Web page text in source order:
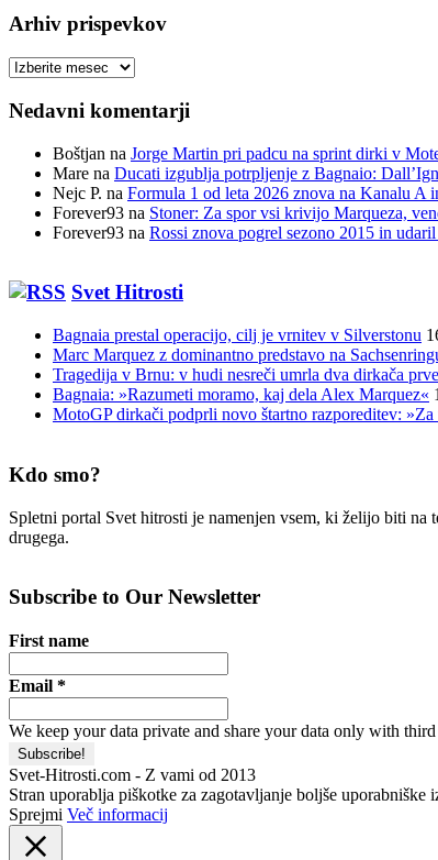
Arhiv prispevkov
Arhiv
Nedavni komentarji
Boštjan na Jorge Martin pri padcu na sprint dirki v
Mare na Ducati izgublja potrpljenje z Bagnaio:
Nejc P. na Formula 1 od leta 2026 znova na Kanalu
Forever93 na Stoner: Za spor vsi krivijo Marqueza,
Forever93 na Rossi znova pogrel sezono 2015 in
Svet Hitrosti
Bagnaia prestal operacijo, cilj je vrnitev v Silverstonu
Marc Marquez z dominantno predstavo na
Tragedija v Brnu: v hudi nesreči umrla dva dirkača
Bagnaia: »Razumeti moramo, kaj dela Alex Marquez«
MotoGP dirkači podprli novo štartno razporeditev:
Kdo smo?
Spletni portal Svet hitrosti je namenjen vsem, ki želijo biti
drugega.
Subscribe to Our Newsletter
First name
Email *
We keep your data private and share your data only with
Svet-Hitrosti.com - Z vami od 2013
Stran uporablja piškotke za zagotavljanje boljše
Sprejmi Več informacij